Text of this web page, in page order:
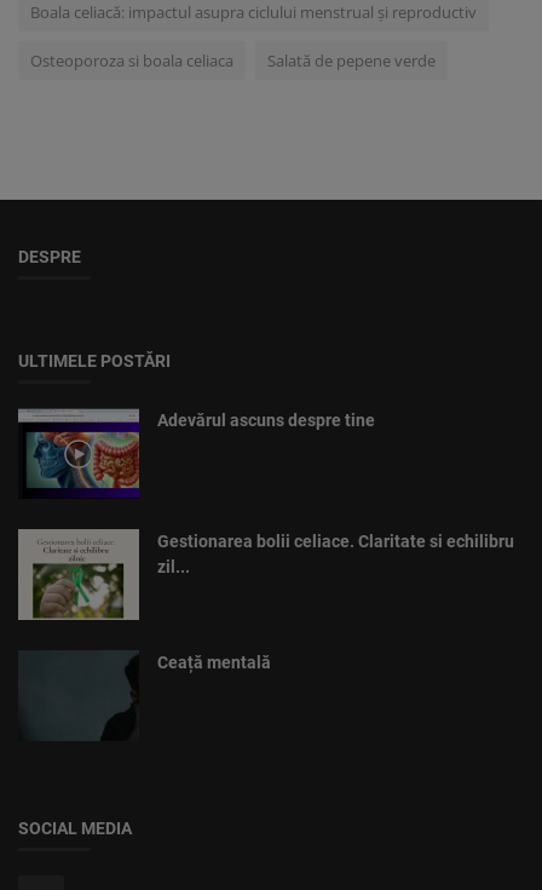
Boala celiacă: impactul asupra ciclului menstrual și reproductiv
Osteoporoza si boala celiaca Salată de pepene verde
DESPRE
ULTIMELE POSTĂRI
Adevărul ascuns despre tine
Gestionarea bolii celiace. Claritate si echilibru
zil...
Ceață mentală
SOCIAL MEDIA